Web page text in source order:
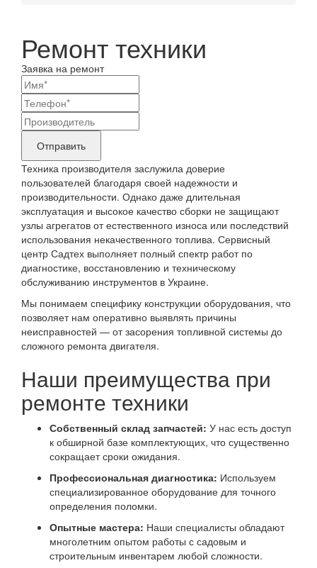
Ремонт техники
Заявка на ремонт
Ваши
контактные
данные
Название
бренда
продукта,
требующего
ремонта
Отправить
Техника производителя заслужила доверие
пользователей благодаря своей надежности и
производительности. Однако даже длительная
эксплуатация и высокое качество сборки не защищают
узлы агрегатов от естественного износа или последствий
использования некачественного топлива. Сервисный
центр Садтех выполняет полный спектр работ по
диагностике, восстановлению и техническому
обслуживанию инструментов в Украине.
Мы понимаем специфику конструкции оборудования, что
позволяет нам оперативно выявлять причины
неисправностей — от засорения топливной системы до
сложного ремонта двигателя.
Наши преимущества при
ремонте техники
Собственный склад запчастей: У нас есть доступ
к обширной базе комплектующих, что существенно
сокращает сроки ожидания.
Профессиональная диагностика: Используем
специализированное оборудование для точного
определения поломки.
Опытные мастера: Наши специалисты обладают
многолетним опытом работы с садовым и
строительным инвентарем любой сложности.